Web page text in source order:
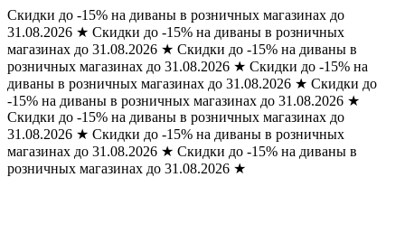
Скидки до -15% на диваны в розничных магазинах до
31.08.2026 ★ Скидки до -15% на диваны в розничных
магазинах до 31.08.2026 ★ Скидки до -15% на диваны в
розничных магазинах до 31.08.2026 ★ Скидки до -15% на
диваны в розничных магазинах до 31.08.2026 ★ Скидки до
-15% на диваны в розничных магазинах до 31.08.2026 ★
Скидки до -15% на диваны в розничных магазинах до
31.08.2026 ★ Скидки до -15% на диваны в розничных
магазинах до 31.08.2026 ★ Скидки до -15% на диваны в
розничных магазинах до 31.08.2026 ★